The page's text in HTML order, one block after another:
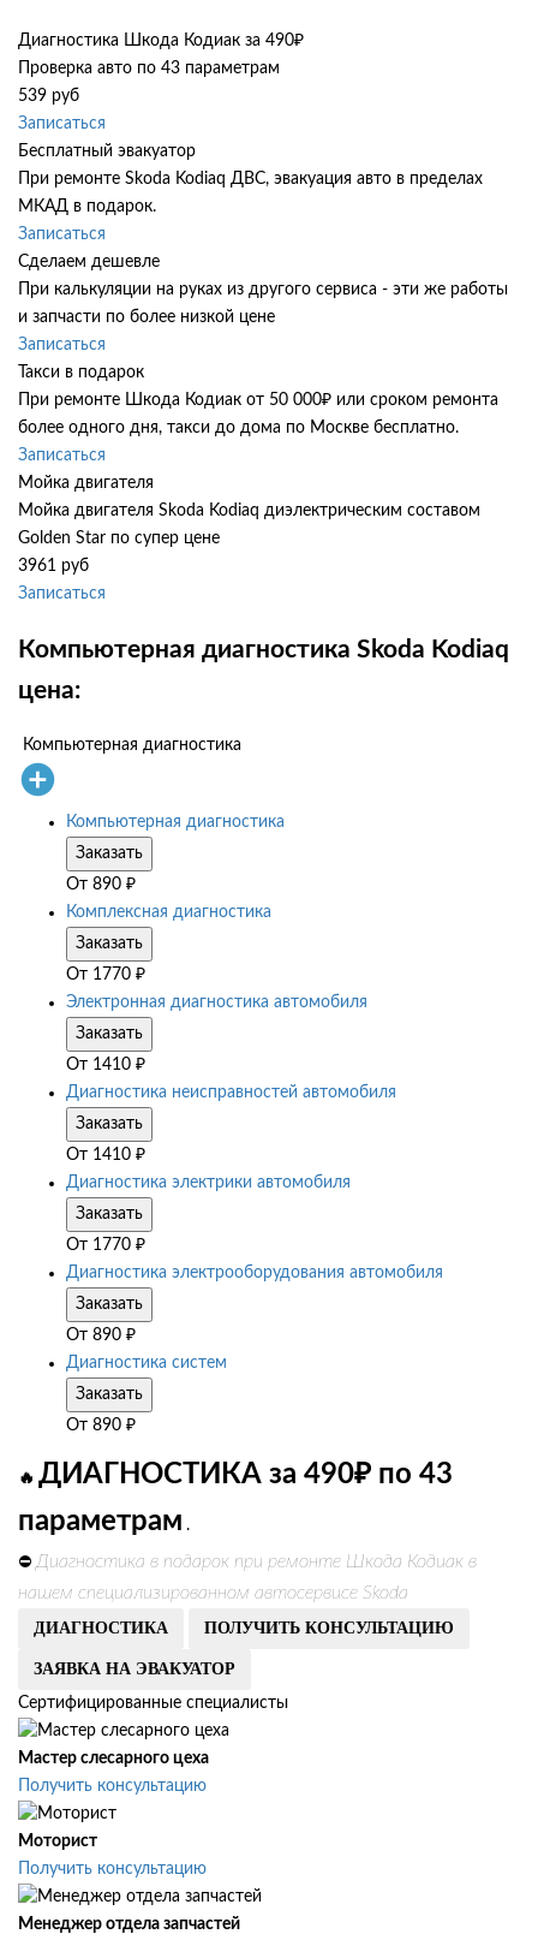
Диагностика Шкода Кодиак за 490₽
Проверка авто по 43 параметрам
539 руб
Записаться
Бесплатный эвакуатор
При ремонте Skoda Kodiaq ДВС, эвакуация авто в пределах
МКАД в подарок.
Записаться
Сделаем дешевле
При калькуляции на руках из другого сервиса - эти же работы
и запчасти по более низкой цене
Записаться
Такси в подарок
При ремонте Шкода Кодиак от 50 000₽ или сроком ремонта
более одного дня, такси до дома по Москве бесплатно.
Записаться
Мойка двигателя
Мойка двигателя Skoda Kodiaq диэлектрическим составом
Golden Star по супер цене
3961 руб
Записаться
Компьютерная диагностика Skoda Kodiaq
цена:
Компьютерная диагностика
Компьютерная диагностика
Заказать
От 890 ₽
Комплексная диагностика
Заказать
От 1770 ₽
Электронная диагностика автомобиля
Заказать
От 1410 ₽
Диагностика неисправностей автомобиля
Заказать
От 1410 ₽
Диагностика электрики автомобиля
Заказать
От 1770 ₽
Диагностика электрооборудования автомобиля
Заказать
От 890 ₽
Диагностика систем
Заказать
От 890 ₽
🔥 ДИАГНОСТИКА за 490₽ по 43
параметрам .
⛔ Диагностика в подарок при ремонте Шкода Кодиак в
нашем специализированном автосервисе Skoda
ДИАГНОСТИКА ПОЛУЧИТЬ КОНСУЛЬТАЦИЮ
ЗАЯВКА НА ЭВАКУАТОР
Сертифицированные специалисты
Мастер слесарного цеха
Получить консультацию
Моторист
Получить консультацию
Менеджер отдела запчастей